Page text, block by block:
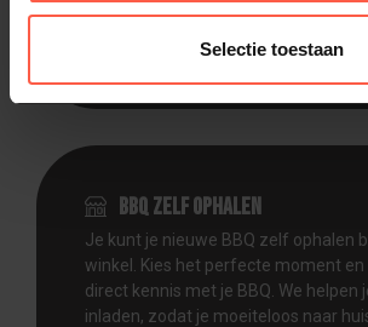
Selectie toestaan
moment voor jou past. Zo kun je
slag zonder gedoe.
BBQ zelf ophalen
Je kunt je nieuwe BBQ zelf ophalen
winkel. Kies het perfecte moment en
direct kennis met je BBQ. We helpen
inladen, zodat je moeiteloos naar